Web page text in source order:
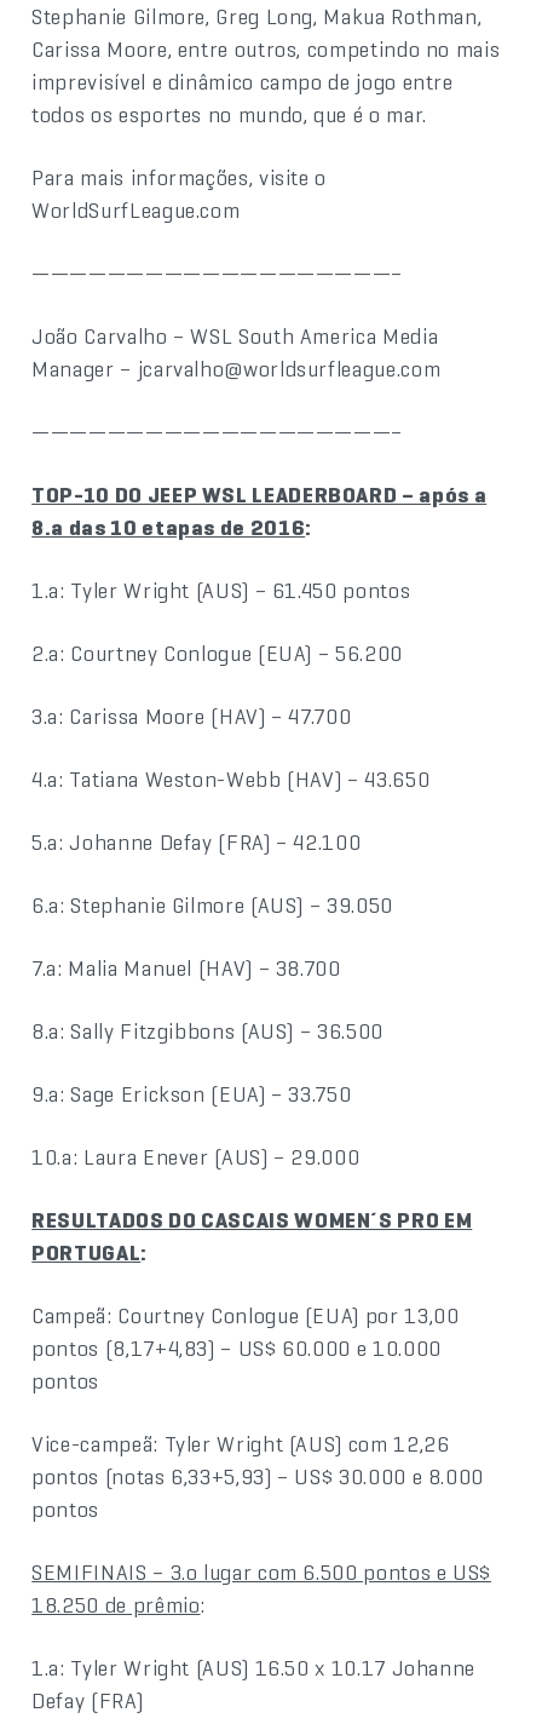
Stephanie Gilmore, Greg Long, Makua Rothman,
Carissa Moore, entre outros, competindo no mais
imprevisível e dinâmico campo de jogo entre
todos os esportes no mundo, que é o mar.
Para mais informações, visite o
WorldSurfLeague.com
———————————————————–
João Carvalho – WSL South America Media
Manager – jcarvalho@worldsurfleague.com
———————————————————–
TOP-10 DO JEEP WSL LEADERBOARD – após a
8.a das 10 etapas de 2016:
1.a: Tyler Wright (AUS) – 61.450 pontos
2.a: Courtney Conlogue (EUA) – 56.200
3.a: Carissa Moore (HAV) – 47.700
4.a: Tatiana Weston-Webb (HAV) – 43.650
5.a: Johanne Defay (FRA) – 42.100
6.a: Stephanie Gilmore (AUS) – 39.050
7.a: Malia Manuel (HAV) – 38.700
8.a: Sally Fitzgibbons (AUS) – 36.500
9.a: Sage Erickson (EUA) – 33.750
10.a: Laura Enever (AUS) – 29.000
RESULTADOS DO CASCAIS WOMEN´S PRO EM
PORTUGAL:
Campeã: Courtney Conlogue (EUA) por 13,00
pontos (8,17+4,83) – US$ 60.000 e 10.000
pontos
Vice-campeã: Tyler Wright (AUS) com 12,26
pontos (notas 6,33+5,93) – US$ 30.000 e 8.000
pontos
SEMIFINAIS – 3.o lugar com 6.500 pontos e US$
18.250 de prêmio:
1.a: Tyler Wright (AUS) 16.50 x 10.17 Johanne
Defay (FRA)